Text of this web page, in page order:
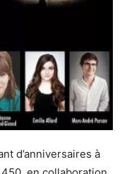
d’anniversaires à